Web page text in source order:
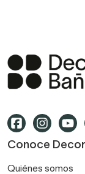
Conoce
Quiénes somos